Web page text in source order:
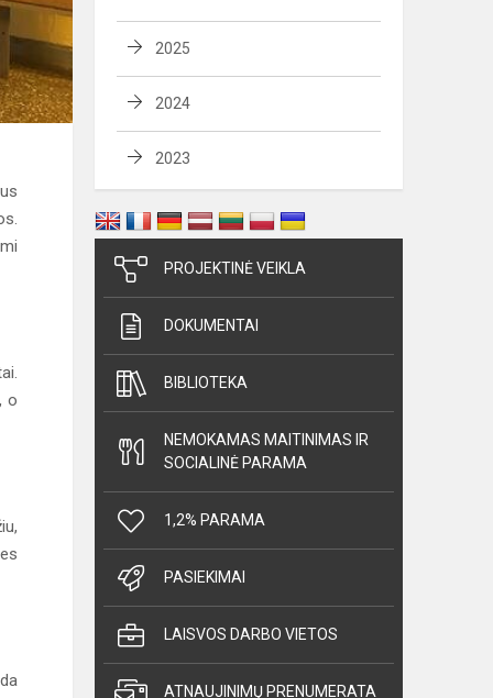
o
2025
2024
2023
PROJEKTINĖ VEIKLA
DOKUMENTAI
BIBLIOTEKA
NEMOKAMAS MAITINIMAS IR
SOCIALINĖ PARAMA
1,2% PARAMA
PASIEKIMAI
LAISVOS DARBO VIETOS
ATNAUJINIMŲ PRENUMERATA